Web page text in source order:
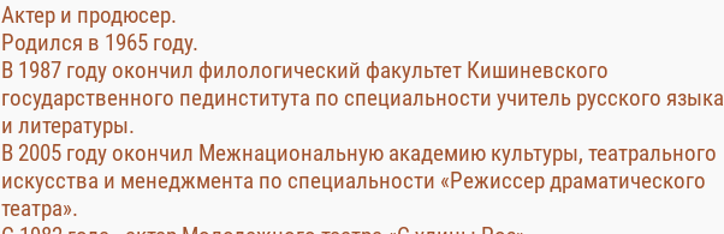
Актер и продюсер.
Родился в 1965 году.
В 1987 году окончил филологический факультет Кишиневского
государственного пединститута по специальности учитель русского языка
и литературы.
В 2005 году окончил Межнациональную академию культуры, театрального
искусства и менеджмента по специальности «Режиссер драматического
театра».